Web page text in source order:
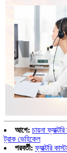
আগে: চায়না
ট্রাক ভেহিকেল
পরবর্তী: ফ্যাক্টরি